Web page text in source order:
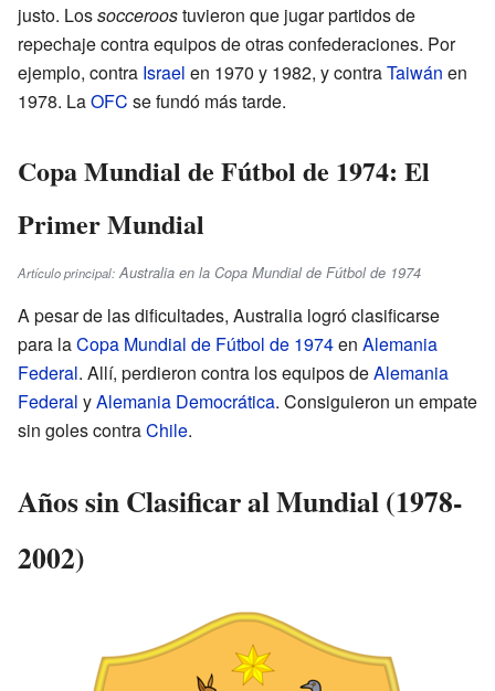
justo. Lossocceroostuvieron que jugar partidos de
repechaje contra equipos de otras confederaciones. Por
ejemplo, contra Israel en 1970 y 1982, y contraTaiwán en
1978. LaOFC se fundó más tarde.
Copa Mundial de Fútbol de 1974: El
Primer Mundial
Artículo principal: Australia en la Copa Mundial de Fútbol de 1974
A pesar de las dificultades, Australia logró clasificarse
para laCopa Mundial de Fútbol de 1974en Alemania
Federal. Allí, perdieron contra los equipos deAlemania
Federal yAlemania Democrática. Consiguieron un empate
sin goles contraChile.
Años sin Clasificar al Mundial (1978-
2002)